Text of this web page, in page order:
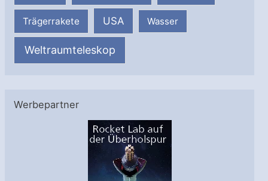
Trägerrakete USA Wasser
Weltraumteleskop
Werbepartner